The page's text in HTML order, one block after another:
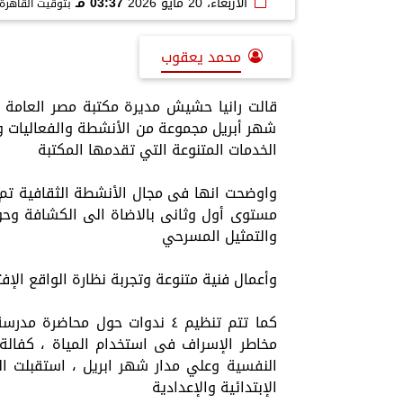
محمد يعقوب
قالت رانيا حشيش مديرة مكتبة مصر
شهر أبريل مجموعة من الأنشطة والفعاليات
الخدمات المتنوعة التي تقدمها المكتبة
واوضحت انها فى مجال الأنشطة الثقافية
مستوى أول وثانى بالاضاة الى الكشافة
والتمثيل المسرحي
وأعمال فنية متنوعة وتجربة نظارة الواقع
كما تتم تنظيم ٤ ندوات حول
مخاطر الإسراف فى استخدام المياة ،
الإبتدائية والإعدادية